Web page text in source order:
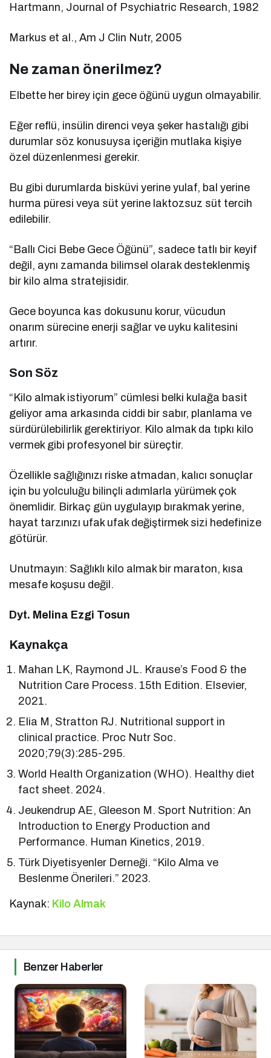
Hartmann, Journal of Psychiatric Research, 1982
Markus et al., Am J Clin Nutr, 2005
Ne zaman önerilmez?
Elbette her birey için gece öğünü uygun olmayabilir.
Eğer reflü, insülin direnci veya şeker hastalığı gibi
durumlar söz konusuysa içeriğin mutlaka kişiye
özel düzenlenmesi gerekir.
Bu gibi durumlarda bisküvi yerine yulaf, bal yerine
hurma püresi veya süt yerine laktozsuz süt tercih
edilebilir.
“Ballı Cici Bebe Gece Öğünü”, sadece tatlı bir keyif
değil, aynı zamanda bilimsel olarak desteklenmiş
bir kilo alma stratejisidir.
Gece boyunca kas dokusunu korur, vücudun
onarım sürecine enerji sağlar ve uyku kalitesini
artırır.
Son Söz
“Kilo almak istiyorum” cümlesi belki kulağa basit
geliyor ama arkasında ciddi bir sabır, planlama ve
sürdürülebilirlik gerektiriyor. Kilo almak da tıpkı kilo
vermek gibi profesyonel bir süreçtir.
Özellikle sağlığınızı riske atmadan, kalıcı sonuçlar
için bu yolculuğu bilinçli adımlarla yürümek çok
önemlidir. Birkaç gün uygulayıp bırakmak yerine,
hayat tarzınızı ufak ufak değiştirmek sizi hedefinize
götürür.
Unutmayın: Sağlıklı kilo almak bir maraton, kısa
mesafe koşusu değil.
Dyt. Melina Ezgi Tosun
Kaynakça
Mahan LK, Raymond JL. Krause’s Food & the
Nutrition Care Process. 15th Edition. Elsevier,
2021.
Elia M, Stratton RJ. Nutritional support in
clinical practice. Proc Nutr Soc.
2020;79(3):285-295.
World Health Organization (WHO). Healthy diet
fact sheet. 2024.
Jeukendrup AE, Gleeson M. Sport Nutrition: An
Introduction to Energy Production and
Performance. Human Kinetics, 2019.
Türk Diyetisyenler Derneği. “Kilo Alma ve
Beslenme Önerileri.” 2023.
Kaynak: Kilo Almak
Benzer Haberler